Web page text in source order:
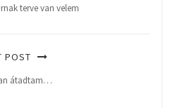
terve van velem
POST
átadtam…